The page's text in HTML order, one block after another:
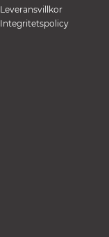
Leveransvillkor
Integritetspolicy